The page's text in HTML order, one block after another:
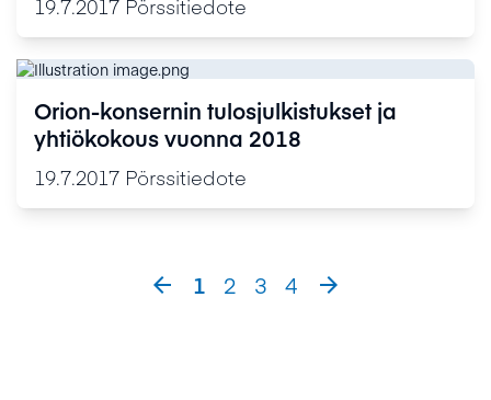
19.7.2017 Pörssitiedote
Orion-konsernin tulosjulkistukset ja
yhtiökokous vuonna 2018
19.7.2017 Pörssitiedote
 1 2 3 4 